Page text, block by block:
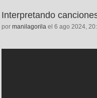
Interpretando
por manilagorila el 6 ago 2024,